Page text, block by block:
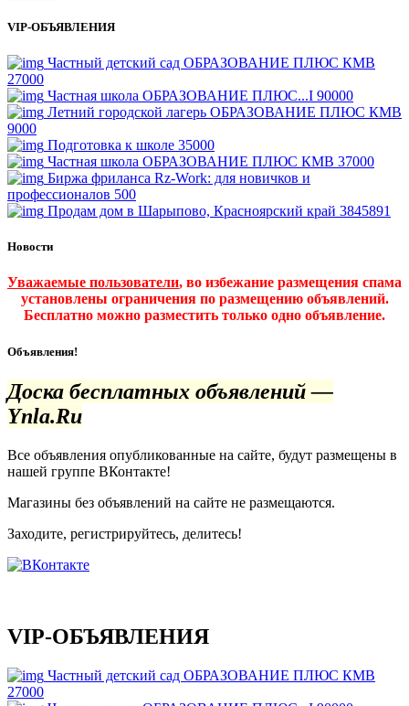
VIP-ОБЪЯВЛЕНИЯ
Частный детский сад ОБРАЗОВАНИЕ ПЛЮС КМВ
27000
Частная школа ОБРАЗОВАНИЕ ПЛЮС...I 90000
Летний городской лагерь ОБРАЗОВАНИЕ ПЛЮС КМВ
9000
Подготовка к школе 35000
Частная школа ОБРАЗОВАНИЕ ПЛЮС КМВ 37000
Биржа фриланса Rz-Work: для новичков и
профессионалов 500
Продам дом в Шарыпово, Красноярский край 3845891
Новости
Уважаемые пользователи, во избежание размещения спама
установлены ограничения по размещению объявлений.
Бесплатно можно разместить только одно объявление.
Объявления!
Доска бесплатных объявлений —
Ynla.Ru
Все объявления опубликованные на сайте, будут размещены в
нашей группе ВКонтакте!
Магазины без объявлений на сайте не размещаются.
Заходите, регистрируйтесь, делитесь!
VIP-ОБЪЯВЛЕНИЯ
Частный детский сад ОБРАЗОВАНИЕ ПЛЮС КМВ
27000